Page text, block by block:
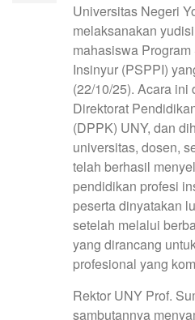
Universitas Negeri
melaksanakan
mahasiswa
Insinyur (PSPPI)
(22/10/25). Acara ini
Direktorat
(DPPK) UNY, dan
universitas, dosen,
telah berhasil
pendidikan profesi
peserta dinyatakan
setelah melalui
yang dirancang
profesional yang
Rektor UNY Prof.
sambutannya